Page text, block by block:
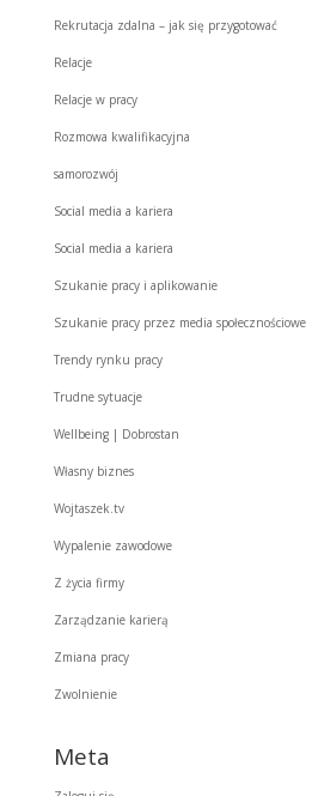
Rekrutacja zdalna – jak się przygotować
Relacje
Relacje w pracy
Rozmowa kwalifikacyjna
samorozwój
Social media a kariera
Social media a kariera
Szukanie pracy i aplikowanie
Szukanie pracy przez media społecznościowe
Trendy rynku pracy
Trudne sytuacje
Wellbeing | Dobrostan
Własny biznes
Wojtaszek.tv
Wypalenie zawodowe
Z życia firmy
Zarządzanie karierą
Zmiana pracy
Zwolnienie
Meta